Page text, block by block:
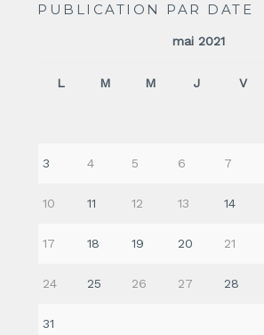
PUBLICATION PAR DATE
mai 2021
L M M J V
3 4 5 6 7
10 11 12 13 14
17 18 19 20 21
24 25 26 27 28
31